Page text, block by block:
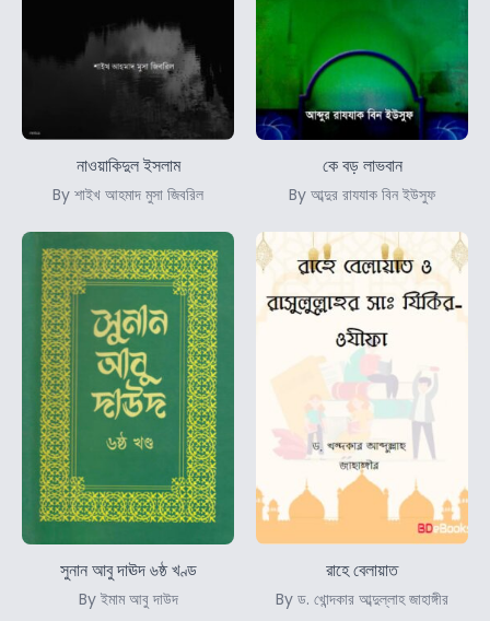
নাওয়াকিদুল ইসলাম
By শাইখ আহমাদ মুসা জিবরিল
কে বড় লাভবান
By আব্দুর রাযযাক বিন ইউসুফ
সুনান আবু দাঊদ ৬ষ্ঠ খণ্ড
By ইমাম আবু দাউদ
রাহে বেলায়াত
By ড. খোন্দকার আব্দুল্লাহ জাহাঙ্গীর